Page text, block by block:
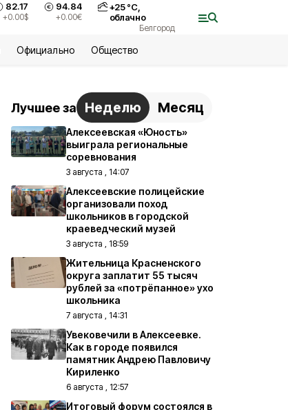
82.17
+0.00$
94.84
+0.00€
+25°С,
облачно
Белгород
Официально Общество
Лучшее за Неделю Месяц
Алексеевская «Юность»
выиграла региональные
соревнования
3 августа , 14:07
Алексеевские полицейские
организовали поход
школьников в городской
краеведческий музей
3 августа , 18:59
Жительница Красненского
округа заплатит 55 тысяч
рублей за «потрёпанное» ухо
школьника
7 августа , 14:31
Увековечили в Алексеевке.
Как в городе появился
памятник Андрею Павловичу
Кириленко
6 августа , 12:57
Итоговый форум состоялся в